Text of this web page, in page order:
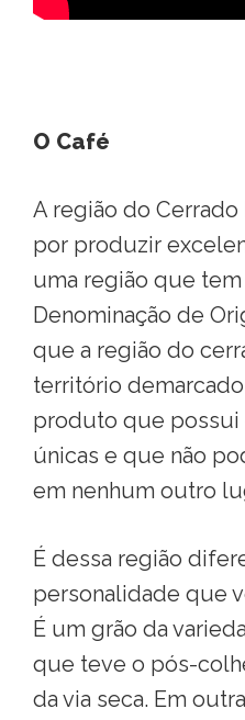
O Café
A região do
por produzir
uma região que
Denominação de
que a região do
território
produto que possui
únicas e que não
em nenhum outro
É dessa região
personalidade que
É um grão da
que teve o pós-
da via seca. Em